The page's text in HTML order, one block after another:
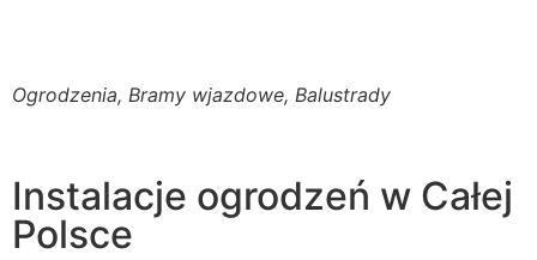
Ogrodzenia, Bramy wjazdowe, Balustrady
Instalacje ogrodzeń w Całej
Polsce